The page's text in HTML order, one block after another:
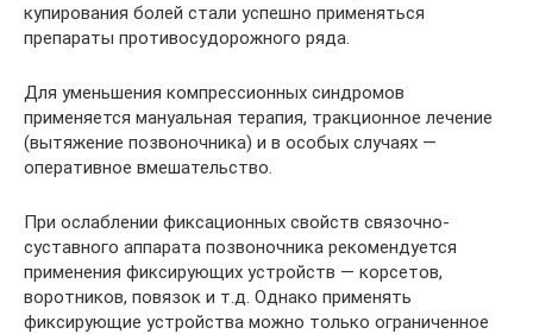
купирования болей стали успешно применяться
препараты противосудорожного ряда.
Для уменьшения компрессионных синдромов
применяется мануальная терапия, тракционное лечение
(вытяжение позвоночника) и в особых случаях —
оперативное вмешательство.
При ослаблении фиксационных свойств связочно-
суставного аппарата позвоночника рекомендуется
применения фиксирующих устройств — корсетов,
воротников, повязок и т.д. Однако применять
фиксирующие устройства можно только ограниченное